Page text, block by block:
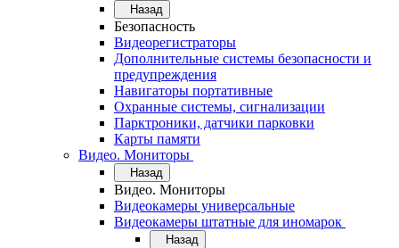
Назад
Безопасность
Видеорегистраторы
Дополнительные системы безопасности и
предупреждения
Навигаторы портативные
Охранные системы, сигнализации
Парктроники, датчики парковки
Карты памяти
Видео. Мониторы
Назад
Видео. Мониторы
Видеокамеры универсальные
Видеокамеры штатные для иномарок
Назад